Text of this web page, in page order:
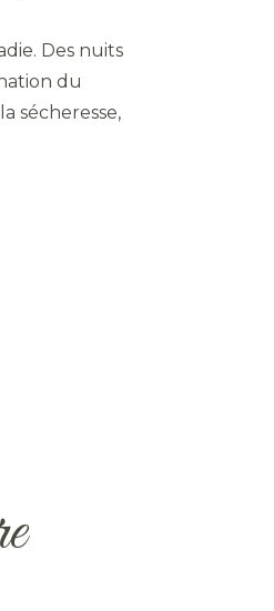
Des nuits
du
sécheresse,